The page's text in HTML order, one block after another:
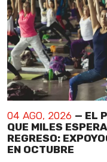
04 AGO, 2026 — EL
QUE MILES
REGRESO:
EN OCTUBRE